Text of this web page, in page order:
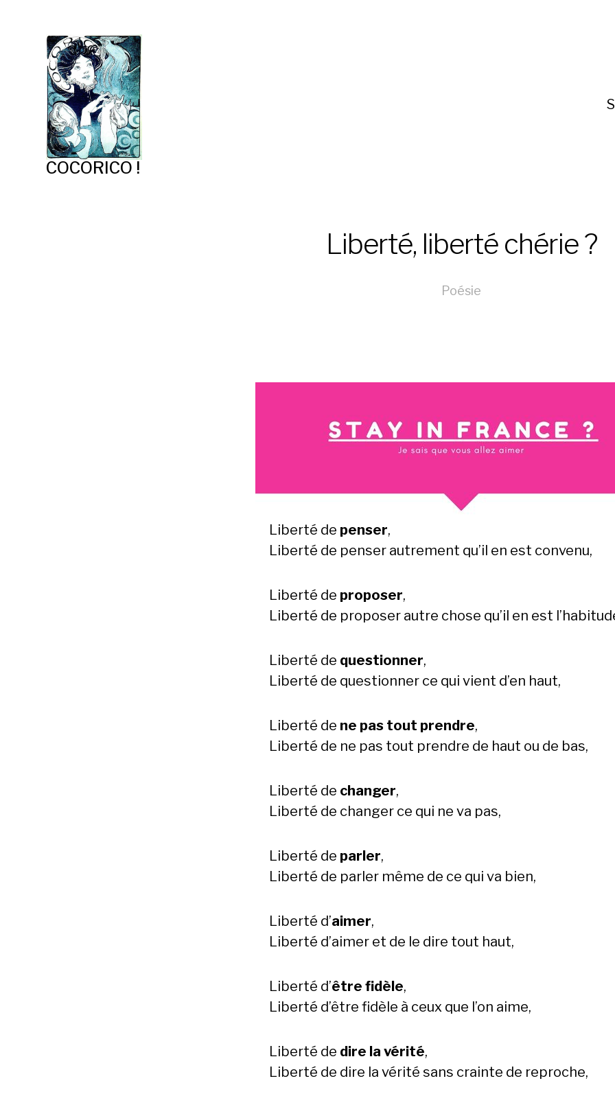
COCORICO !
Liberté, liberté chérie ?
Poésie
Liberté de penser,
Liberté de penser autrement qu’il en est convenu,
Liberté de proposer,
Liberté de proposer autre chose qu’il en est
Liberté de questionner,
Liberté de questionner ce qui vient d’en haut,
Liberté de ne pas tout prendre,
Liberté de ne pas tout prendre de haut ou de bas,
Liberté de changer,
Liberté de changer ce qui ne va pas,
Liberté de parler,
Liberté de parler même de ce qui va bien,
Liberté d’aimer,
Liberté d’aimer et de le dire tout haut,
Liberté d’être fidèle,
Liberté d’être fidèle à ceux que l’on aime,
Liberté de dire la vérité,
Liberté de dire la vérité sans crainte de reproche,